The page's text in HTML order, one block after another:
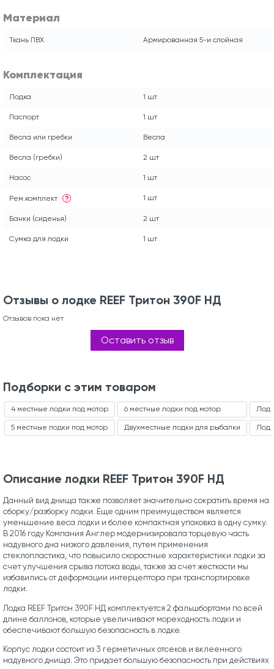
Материал
Ткань ПВХ Армированная 5-и слойная
Комплектация
Лодка 1 шт
Паспорт 1 шт
Весла или гребки Весла
Весла (гребки) 2 шт
Насос 1 шт
Рем.комплект ? 1 шт
Банки (сиденья) 2 шт
Сумка для лодки 1 шт
Отзывы о лодке REEF Тритон 390F НД
Отзывов пока нет
Оставить отзыв
Подборки с этим товаром
4 местные лодки под мотор
5 местные лодки под мотор
6 местные лодки под мотор
Двухместные лодки для рыбалки
Описание лодки REEF Тритон 390F НД
Данный вид днища также позволяет значительно сократить время на
сборку/разборку лодки. Еще одним преимуществом является
уменьшение веса лодки и более компактная упаковка в одну сумку.
В 2016 году Компания Англер модернизировала торцевую часть
надувного дна низкого давления, путем применения
стеклопластика, что повысило скоростные характеристики лодки за
счет улучшения срыва потока воды, также за счет жесткости мы
избавились от деформации интерцептора при транспортировке
лодки.
Лодка REEF Тритон 390F НД комплектуется 2 фальшбортами по всей
длине баллонов, которые увеличивают мореходность лодки и
обеспечивают большую безопасность в лодке.
Корпус лодки состоит из 3 герметичных отсеков и вклеенного
надувного днища. Это придает большую безопасность при действиях